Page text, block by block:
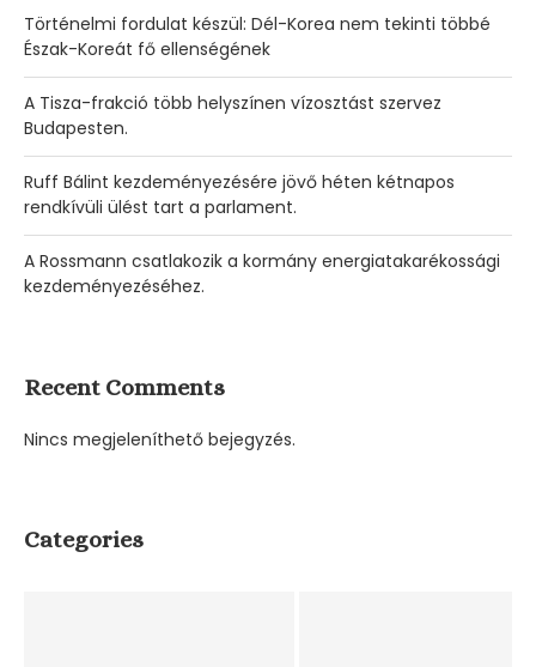
Történelmi fordulat készül: Dél-Korea nem tekinti többé
Észak-Koreát fő ellenségének
A Tisza-frakció több helyszínen vízosztást szervez
Budapesten.
Ruff Bálint kezdeményezésére jövő héten kétnapos
rendkívüli ülést tart a parlament.
A Rossmann csatlakozik a kormány energiatakarékossági
kezdeményezéséhez.
Recent Comments
Nincs megjeleníthető bejegyzés.
Categories